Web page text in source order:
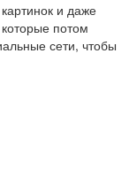
и даже
которые потом
сети, чтобы